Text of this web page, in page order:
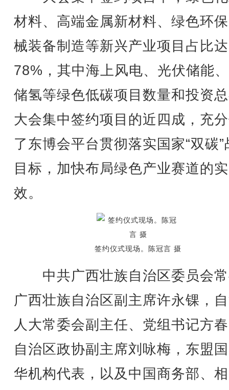
材料、高端金属新材料、绿色环
械装备制造等新兴产业项目占比达
78%，其中海上风电、光伏储能
储氢等绿色低碳项目数量和投资
大会集中签约项目的近四成，充
了东博会平台贯彻落实国家“双碳”
目标，加快布局绿色产业赛道的
效。
签约仪式现场。陈冠言 摄
中共广西壮族自治区委员会
广西壮族自治区副主席许永锞，
人大常委会副主任、党组书记方
自治区政协副主席刘咏梅，东盟
华机构代表，以及中国商务部、